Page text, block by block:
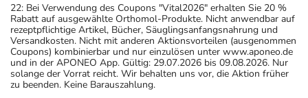
22: Bei Verwendung des Coupons "Vital2026" erhalten Sie 20 %
Rabatt auf ausgewählte Orthomol-Produkte. Nicht anwendbar auf
rezeptpflichtige Artikel, Bücher, Säuglingsanfangsnahrung und
Versandkosten. Nicht mit anderen Aktionsvorteilen (ausgenommen
Coupons) kombinierbar und nur einzulösen unter www.aponeo.de
und in der APONEO App. Gültig: 29.07.2026 bis 09.08.2026. Nur
solange der Vorrat reicht. Wir behalten uns vor, die Aktion früher
zu beenden. Keine Barauszahlung.